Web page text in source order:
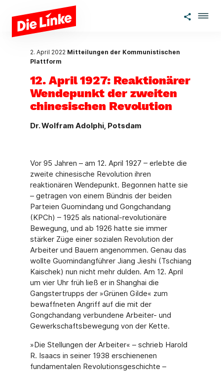
Zum Hauptinhalt springen
2. April 2022 Mitteilungen der Kommunistischen
Plattform
12. April 1927: Reaktionärer
Wendepunkt der zweiten
chinesischen Revolution
Dr. Wolfram Adolphi, Potsdam
Vor 95 Jahren – am 12. April 1927 – erlebte die
zweite chinesische Revolution ihren
reaktionären Wendepunkt. Begonnen hatte sie
– getragen von einem Bündnis der beiden
Parteien Guomindang und Gongchandang
(KPCh) – 1925 als national-revolutionäre
Bewegung, und ab 1926 hatte sie immer
stärker Züge einer sozialen Revolution der
Arbeiter und Bauern angenommen. Genau das
wollte Guomindangführer Jiang Jieshi (Tschiang
Kaischek) nun nicht mehr dulden. Am 12. April
um vier Uhr früh ließ er in Shanghai die
Gangstertrupps der »Grünen Gilde« zum
bewaffneten Angriff auf die mit der
Gongchandang verbundene Arbeiter- und
Gewerkschaftsbewegung von der Kette.
»Die Stellungen der Arbeiter« – schrieb Harold
R. Isaacs in seiner 1938 erschienenen
fundamentalen Revolutionsgeschichte –